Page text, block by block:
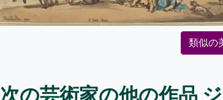
類似の
次の芸術家の他の作品